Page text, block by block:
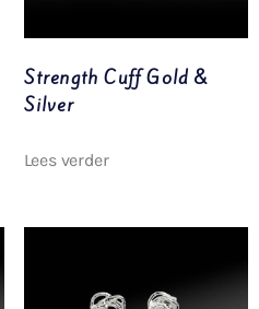
Strength Cuff Gold &
Silver
Lees verder